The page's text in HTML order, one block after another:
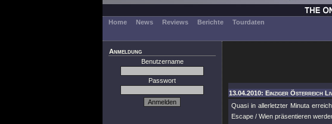
Home News Reviews Berichte
Tourdaten
Anmeldung
Benutzername
Passwort
13.04.2010: Einziger Österreich
Quasi in allerletzter Minuta
Escape / Wien präsentieren